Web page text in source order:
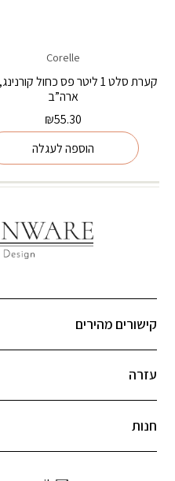
Corelle
קערת סלט 1 ליטר פס כחול
ארה”ב
₪55.30
הוספה לעגלה
קישורים מהירים
עזרה
חנות